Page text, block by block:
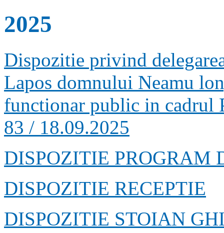
2025
Dispozitie privind
Lapos domnului Neamu
functionar public in cadrul
83 / 18.09.2025
DISPOZITIE PROGRAM
DISPOZITIE RECEPTIE
DISPOZITIE STOIAN